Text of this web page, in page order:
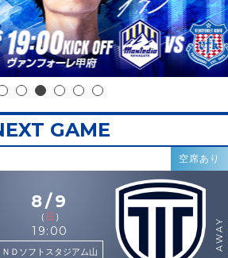
GAME
空席あり
8/9
（ 日 ）
19:00
ＮＤソフトスタジアム山
AWAY